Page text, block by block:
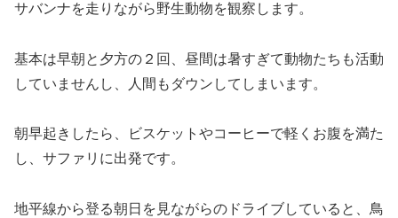
サバンナを走りながら野生動物を観察します。
基本は早朝と夕方の２回、昼間は暑すぎて動物たちも活動
していませんし、人間もダウンしてしまいます。
朝早起きしたら、ビスケットやコーヒーで軽くお腹を満た
し、サファリに出発です。
地平線から登る朝日を見ながらのドライブしていると、鳥